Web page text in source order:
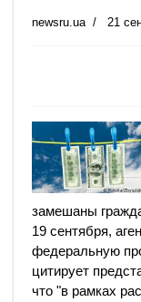
newsru.ua 21
замешаны
19 сентября,
федеральную
цитирует
что "в рамках